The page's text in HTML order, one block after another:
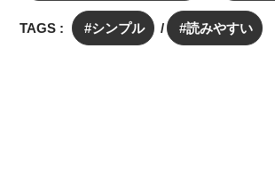
TAGS : シンプル 読みやすい